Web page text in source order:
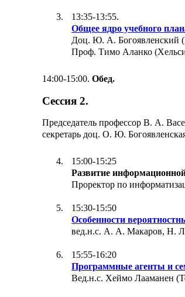
13:35-13:55.
Общее ядро учебного
Доц. Ю. А. Богоявленский
Проф. Тимо Аланко
14:00-15:00. Обед.
Сессия 2.
Председатель профессор В. А.
секретарь доц. О. Ю.
15:00-15:25
Развитие
Проректор по
15:30-15:50
Особенности
вед.н.с. А. А. Макаров, Н.
15:55-16:20
Программные агенты и
Вед.н.с. Хеймо Лааманен